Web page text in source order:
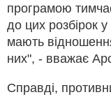
програмою
до цих розбірок
мають
них", - вважає
Справді,